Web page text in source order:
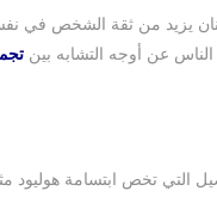
يزيد من ثقة الشخص في
عن أوجه التشابه بين
التي تخص ابتسامة هوليود